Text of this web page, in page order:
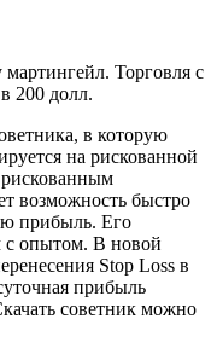
Торговля с
200 долл.
в которую
на рискованной
рискованным
возможность быстро
прибыль. Его
с опытом. В новой
Stop Loss в
прибыль
советник можно